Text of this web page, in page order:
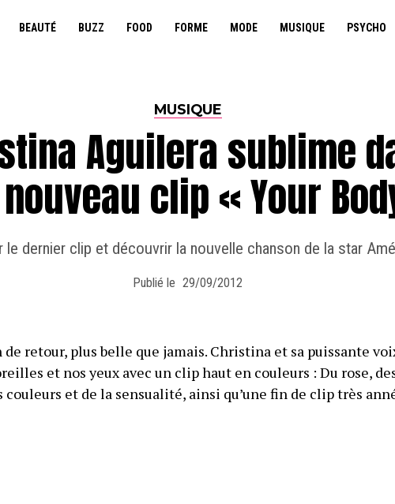
BEAUTÉ BUZZ FOOD FORME MODE MUSIQUE PSYCHO
MUSIQUE
Aguilera sublime
clip « Your
le dernier clip et découvrir la nouvelle chanson de la star
Publié le 29/09/2012
de retour, plus belle que jamais. Christina et sa puissante
et nos yeux avec un clip haut en couleurs : Du rose,
couleurs et de la sensualité, ainsi qu’une fin de clip très